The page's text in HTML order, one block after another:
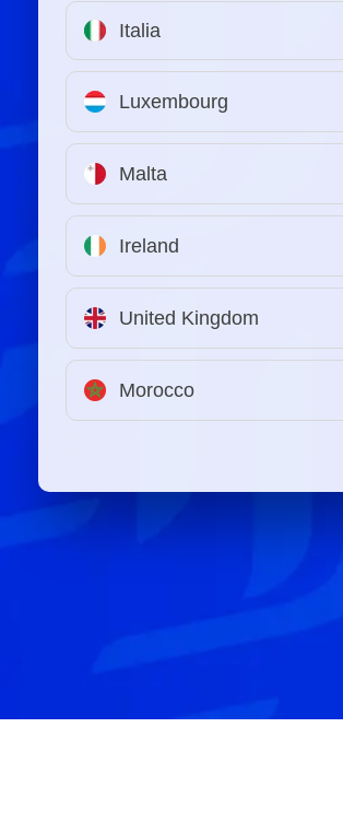
Italia
Luxembourg
Malta
Ireland
United Kingdom
Morocco